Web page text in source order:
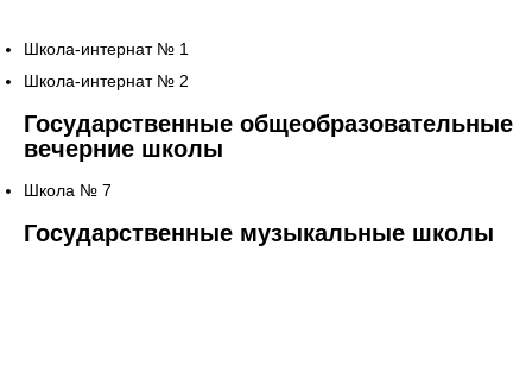
Школа-интернат № 1
Школа-интернат № 2
Государственные общеобразовательные
вечерние школы
Школа № 7
Государственные музыкальные школы